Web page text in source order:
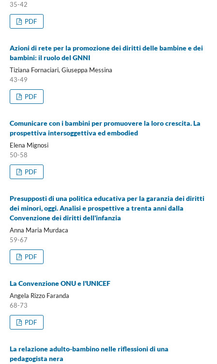
35-42
PDF
Azioni di rete per la promozione dei diritti delle bambine e dei
bambini: il ruolo del GNNI
Tiziana Fornaciari, Giuseppa Messina
43-49
PDF
Comunicare con i bambini per promuovere la loro crescita. La
prospettiva intersoggettiva ed embodied
Elena Mignosi
50-58
PDF
Presupposti di una politica educativa per la garanzia dei diritti
dei minori, oggi. Analisi e prospettive a trenta anni dalla
Convenzione dei diritti dell'infanzia
Anna Maria Murdaca
59-67
PDF
La Convenzione ONU e l'UNICEF
Angela Rizzo Faranda
68-73
PDF
La relazione adulto-bambino nelle riflessioni di una
pedagogista nera